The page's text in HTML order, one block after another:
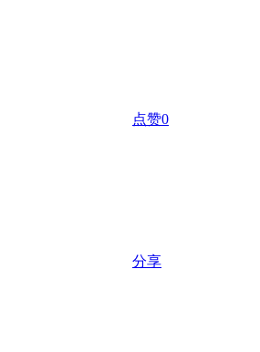
点赞0
分享